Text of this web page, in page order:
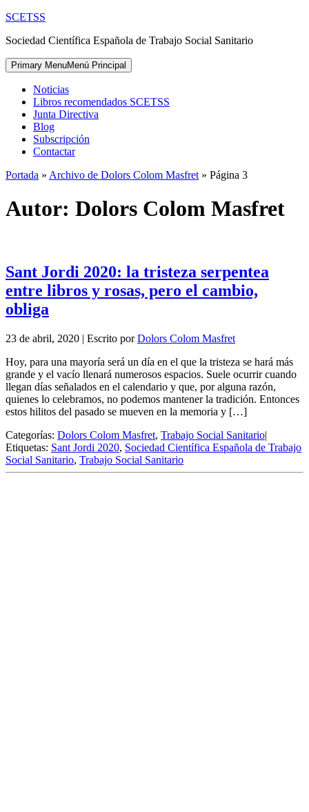
Skip
content
SCETSS
Sociedad Científica Española de Trabajo Social Sanitario
Primary MenuMenú Principal
Noticias
Libros recomendados SCETSS
Junta Directiva
Blog
Subscripción
Contactar
Portada » Archivo de Dolors Colom Masfret » Página 3
Autor: Dolors Colom Masfret
Sant Jordi 2020: la tristeza serpentea
entre libros y rosas, pero el cambio,
obliga
23 de abril, 2020 | Escrito porDolors Colom Masfret
Hoy, para una mayoría será un día en el que la tristeza se hará más
grande y el vacío llenará numerosos espacios. Suele ocurrir cuando
llegan días señalados en el calendario y que, por alguna razón,
quienes lo celebramos, no podemos mantener la tradición. Entonces
estos hilitos del pasado se mueven en la memoria y […]
Categorías: Dolors Colom Masfret, Trabajo Social Sanitario|
Etiquetas: Sant Jordi 2020, Sociedad Científica Española de Trabajo
Social Sanitario, Trabajo Social Sanitario